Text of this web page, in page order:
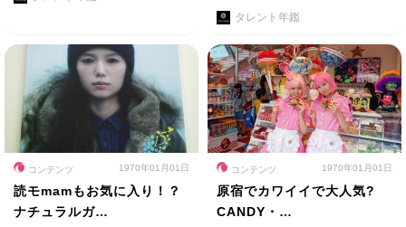
タレント年鑑
コンテンツ 1970年01月01日
読モmamもお気に入り！？
ナチュラルガ…
コンテンツ 1970年01月01日
原宿でカワイイで大人気?
CANDY・…